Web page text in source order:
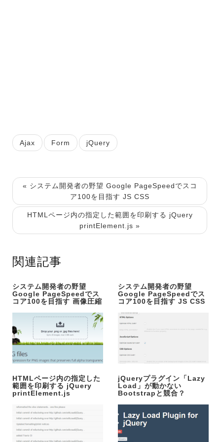
Ajax Form jQuery
« システム開発者の野望 Google PageSpeedでスコ
ア100を目指す JS CSS
HTMLページ内の指定した範囲を印刷する jQuery
printElement.js »
関連記事
システム開発者の野望
Google PageSpeedでス
コア100を目指す 画像圧縮
システム開発者の野望
Google PageSpeedでス
コア100を目指す JS CSS
HTMLページ内の指定した
範囲を印刷する jQuery
printElement.js
jQueryプラグイン「Lazy
Load」が動かない
Bootstrapと競合？